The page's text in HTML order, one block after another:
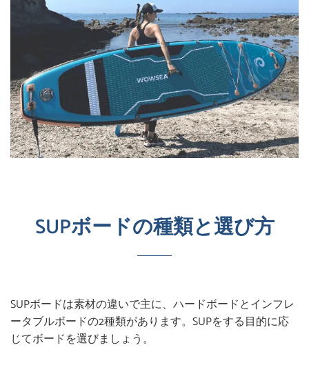
SUPボードの種類と選び方
SUPボードは素材の違いで主に、ハードボードとインフレ
ータブルボードの2種類があります。SUPをする目的に応
じてボードを選びましょう。